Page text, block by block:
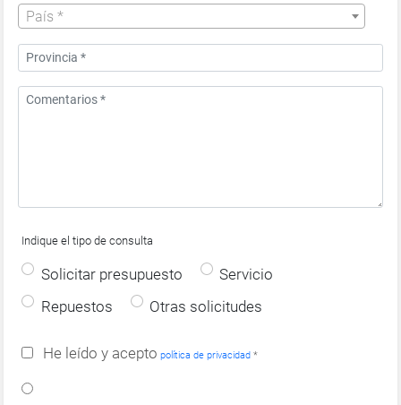
País *
Indique el tipo de consulta
Solicitar presupuesto
Servicio
Repuestos
Otras solicitudes
He leído y acepto política de privacidad *